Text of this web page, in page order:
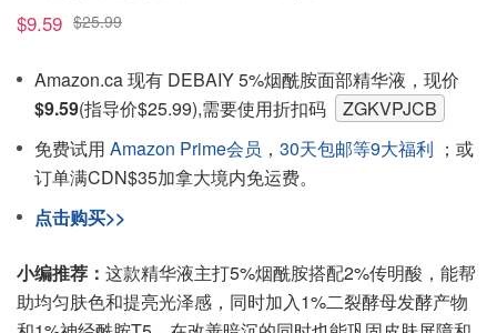
$9.59 $25.99
Amazon.ca 现有 DEBAIY 5%烟酰胺面部精华液，现价
$9.59(指导价$25.99),需要使用折扣码
ZGKVPJCB
免费试用 Amazon Prime会员 ， 30天包邮等9大福利 ；或
订单满CDN$35加拿大境内免运费。
点击购买>>
小编推荐： 这款精华液主打5%烟酰胺搭配2%传明酸，能帮
助均匀肤色和提亮光泽感，同时加入1%二裂酵母发酵产物